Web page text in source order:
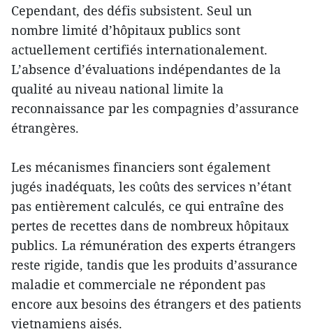
Cependant, des défis subsistent. Seul un
nombre limité d’hôpitaux publics sont
actuellement certifiés internationalement.
L’absence d’évaluations indépendantes de la
qualité au niveau national limite la
reconnaissance par les compagnies d’assurance
étrangères.
Les mécanismes financiers sont également
jugés inadéquats, les coûts des services n’étant
pas entièrement calculés, ce qui entraîne des
pertes de recettes dans de nombreux hôpitaux
publics. La rémunération des experts étrangers
reste rigide, tandis que les produits d’assurance
maladie et commerciale ne répondent pas
encore aux besoins des étrangers et des patients
vietnamiens aisés.